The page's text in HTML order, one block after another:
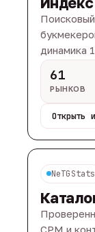
динамика
61
РЫНКОВ
Открыть
NeTGStats
CPM и